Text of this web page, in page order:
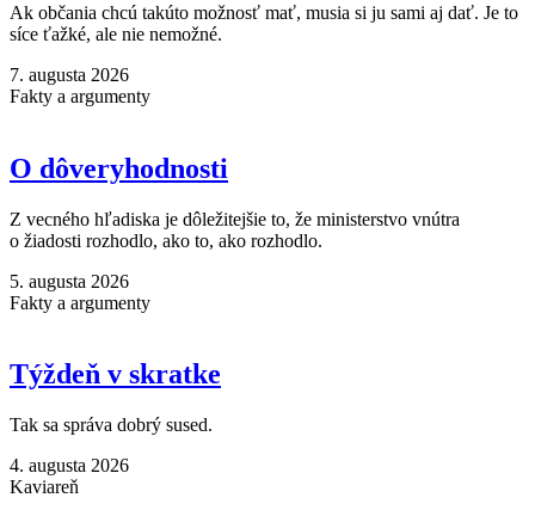
Ak občania chcú takúto možnosť mať, musia si ju sami aj dať. Je to
síce ťažké, ale nie nemožné.
7. augusta 2026
Fakty a argumenty
O dôveryhodnosti
Z vecného hľadiska je dôležitejšie to, že ministerstvo vnútra
o žiadosti rozhodlo, ako to, ako rozhodlo.
5. augusta 2026
Fakty a argumenty
Týždeň v skratke
Tak sa správa dobrý sused.
4. augusta 2026
Kaviareň